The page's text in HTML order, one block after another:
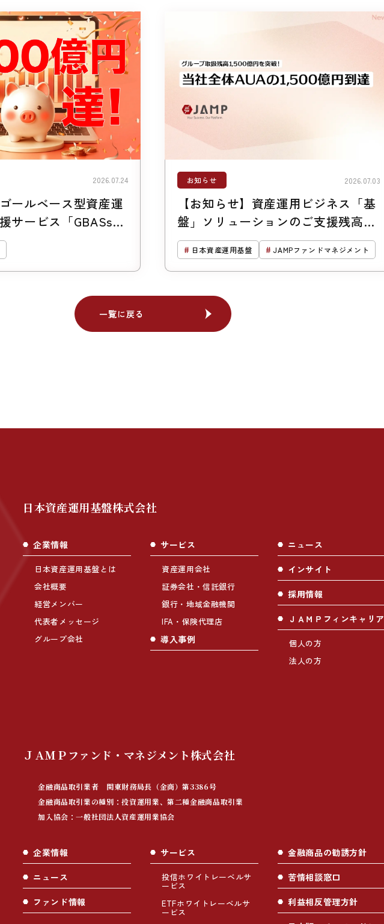
2026.07.24
ールベース型資産運
サービス「GBASs」
ご支援残高1,300億円
お知らせ 2026.07.03
【お知らせ】資産運用ビジネス「基
盤」ソリューションのご支援残高
1,500 億円突破
日本資産運用基盤 JAMPファンドマネジメント
一覧に戻る
一覧に戻る
日本資産運用基盤株式会社
企業情報
日本資産運用基盤とは
会社概要
経営メンバー
代表者メッセージ
グループ会社
サービス
資産運用会社
証券会社・信託銀行
銀行・地域金融機関
IFA・保険代理店
導入事例
ニュース
インサイト
採用情報
ＪＡＭＰフィンキャリア
個人の方
法人の方
ＪＡＭＰファンド・マネジメント株式会社
金融商品取引業者 関東財務局長（金商）第3386号
金融商品取引業の種別：投資運用業、第二種金融商品取引業
加入協会：一般社団法人資産運用業協会
企業情報
ニュース
ファンド情報
サービス
投信ホワイトレーベルサ
ービス
ETFホワイトレーベルサ
ービス
金融商品の勧誘方針
苦情相談窓口
利益相反管理方針